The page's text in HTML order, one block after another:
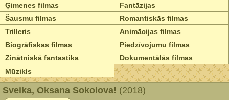
Ģimenes filmas
Fantāzijas
Šausmu filmas
Romantiskās filmas
Trilleris
Animācijas filmas
Biogrāfiskas filmas
Piedzīvojumu filmas
Zinātniskā fantastika
Dokumentālās filmas
Mūzikls
Sveika, Oksana Sokolova! (2018)